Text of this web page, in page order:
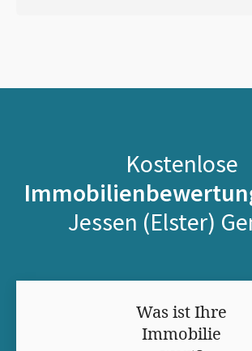
Kostenlose
Jessen (Elster)
Was ist Ihre
Immobilie